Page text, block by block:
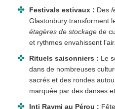
Festivals estivaux : Des
Glastonbury transforment
étagères de stockage de
et rythmes envahissent l’air.
Rituels saisonniers : Le
dans de nombreuses
sacrés et des rondes
marquée par des danses
Inti Raymi au Pérou :